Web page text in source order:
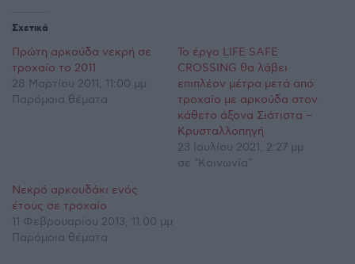
Σχετικά
Πρώτη αρκούδα νεκρή σε
τροχαίο το 2011
28 Μαρτίου 2011, 11:00 μμ
Παρόμοια θέματα
To έργο LIFE SAFE
CROSSING θα λάβει
επιπλέον μέτρα μετά από
τροχαίο με αρκούδα στον
κάθετο άξονα Σιάτιστα –
Κρυσταλλοπηγή
23 Ιουλίου 2021, 2:27 μμ
σε "Κοινωνία"
Νεκρό αρκουδάκι ενός
έτους σε τροχαίο
11 Φεβρουαρίου 2013, 11:00 μμ
Παρόμοια θέματα